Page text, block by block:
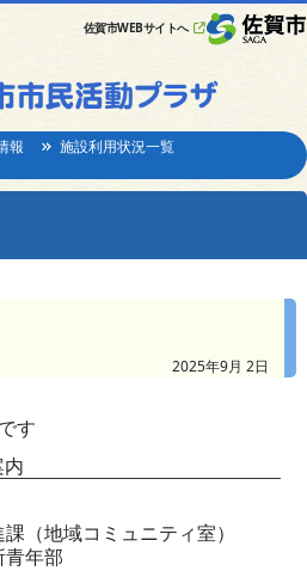
佐賀市WEBサイトへ
報
施設利用状況一覧
2025年9月 2日
す
（地域コミュニティ室）
年部